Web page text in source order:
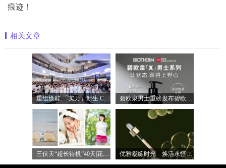
痕迹！
相关文章
重组焕能 「实力」新生 Clinique倩碧携手品 碧欧泉男士重磅发布碧欧泉「X」男士系列
三伏天“超长待机”40天|花王四重守护助 优雅凝练时光 焕活永恒光彩 法国希思黎